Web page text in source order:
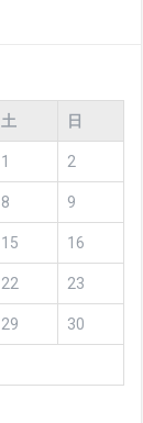
土 日
1 2
8 9
15 16
22 23
29 30